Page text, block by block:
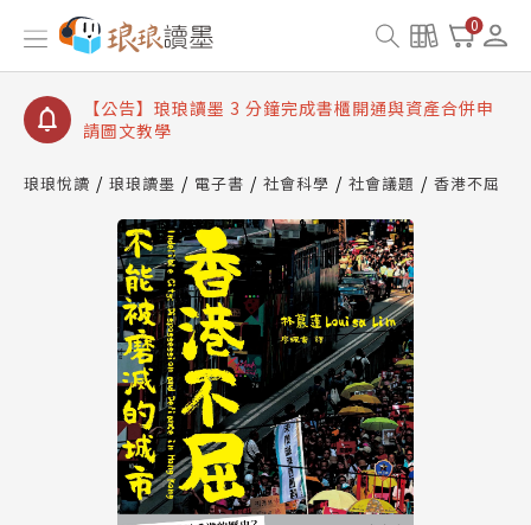
0
【公告】琅琅讀墨數位閱讀資產合併與書櫃開通申請
【公告】琅琅讀墨書櫃開通常見問題
【公告】琅琅讀墨 3 分鐘完成書櫃開通與資產合併申
請圖文教學
查詢
【公告】琅琅讀墨數位閱讀資產合併與書櫃開通申請
琅琅悅讀 琅琅讀墨 電子書 社會科學 社會議題 香港不屈